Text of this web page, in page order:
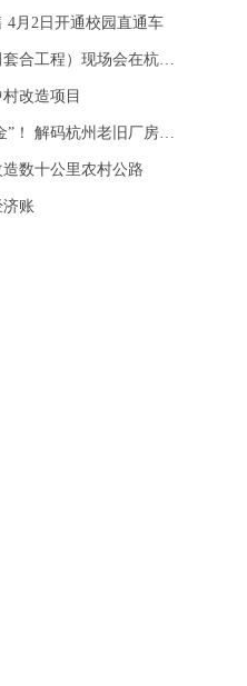
4月2日开通校园直通车
工程）现场会在杭召开
改造项目
州老旧厂房焕活的“更新路径”
数十公里农村公路
账